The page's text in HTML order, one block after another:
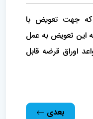
سهامی که جهت تعویض با
این تعویض به عمل
اوراق قرضه‌ قابل
بعدی